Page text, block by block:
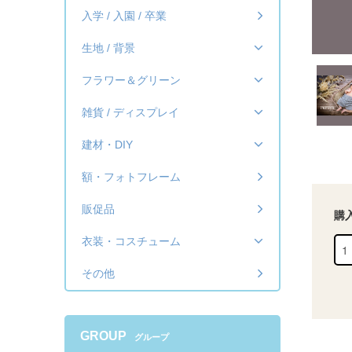
購
入学 / 入園 / 卒業
生地 / 背景
フラワー＆グリーン
雑貨 / ディスプレイ
建材・DIY
額・フォトフレーム
販促品
衣装・コスチューム
その他
GROUP グループ